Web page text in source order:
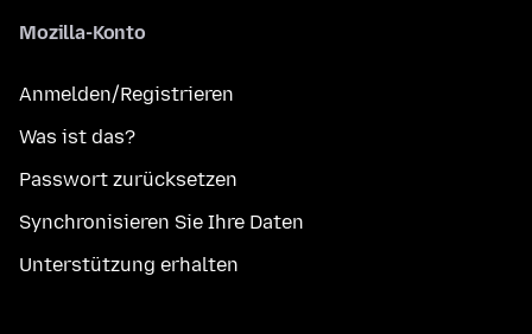
Mozilla-Konto
Anmelden/Registrieren
Was ist das?
Passwort zurücksetzen
Synchronisieren Sie Ihre Daten
Unterstützung erhalten